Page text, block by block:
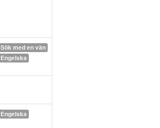
Sök med en vän
Engelska
Engelska